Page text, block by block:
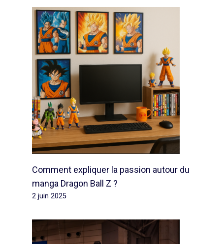
Comment expliquer la passion autour du
manga Dragon Ball Z ?
2 juin 2025